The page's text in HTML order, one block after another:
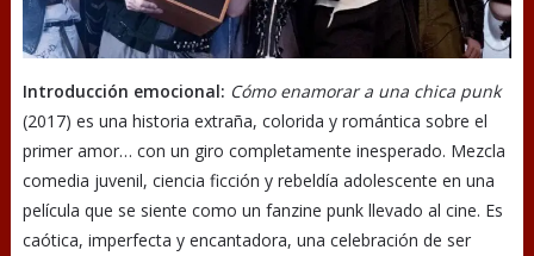
Introducción emocional: Cómo enamorar a una chica punk
(2017) es una historia extraña, colorida y romántica sobre el
primer amor… con un giro completamente inesperado. Mezcla
comedia juvenil, ciencia ficción y rebeldía adolescente en una
película que se siente como un fanzine punk llevado al cine. Es
caótica, imperfecta y encantadora, una celebración de ser